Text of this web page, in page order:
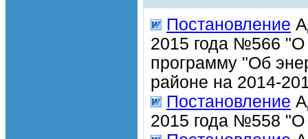
Постановление
2015 года №566 "О
программу "Об
районе на 2014-
Постановление
2015 года №558 "О